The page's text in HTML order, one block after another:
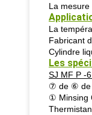
La
La
Fabricant
Cylindre
Les
SJ MF P -
⑦ de ⑥
① Minsing